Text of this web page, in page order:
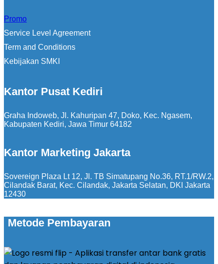
Promo
Service Level Agreement
Term and Conditions
Kebijakan SMKI
Kantor Pusat Kediri
Graha Indoweb, Jl. Kahuripan 47, Doko, Kec. Ngasem,
Kabupaten Kediri, Jawa Timur 64182
Kantor Marketing Jakarta
Sovereign Plaza Lt 12, Jl. TB Simatupang No.36, RT.1/RW.2,
Cilandak Barat, Kec. Cilandak, Jakarta Selatan, DKI Jakarta
12430
Metode Pembayaran